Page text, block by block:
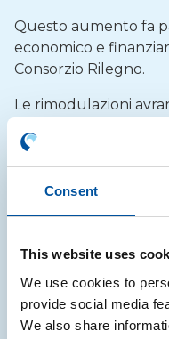
Consent
This website uses
We use cookies to
provide social media
We also share
Questo aumento fa
economico e
Consorzio Rilegno.
Le rimodulazioni
di imballaggi pieni,
Procedura
Forfettaria “per tara”